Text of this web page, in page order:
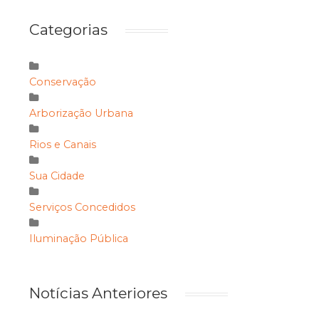
Categorias
Conservação
Arborização Urbana
Rios e Canais
Sua Cidade
Serviços Concedidos
Iluminação Pública
Notícias Anteriores